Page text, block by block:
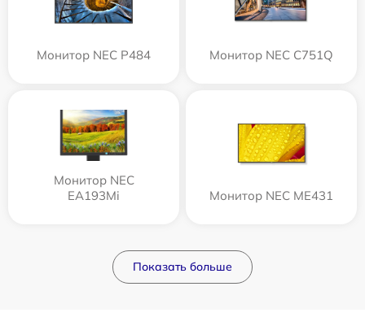
Монитор NEC P484 Монитор NEC C751Q
Монитор NEC
EA193Mi
Монитор NEC ME431
Показать больше